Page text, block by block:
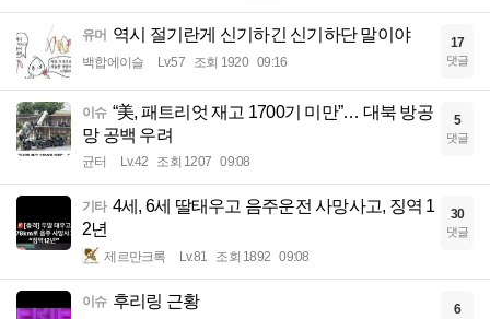
유머 역시 절기란게 신기하긴 신기하단 말이야
백합에이슬 Lv.57 조회 1920 09:16
17
댓글
이슈 “美, 패트리엇 재고 1700기 미만”… 대북 방공
망 공백 우려
균터 Lv.42 조회 1207 09:08
5
댓글
기타 4세, 6세 딸태우고 음주운전 사망사고, 징역 1
2년
제르만크록 Lv.81 조회 1892 09:08
30
댓글
이슈 후리링 근황 6